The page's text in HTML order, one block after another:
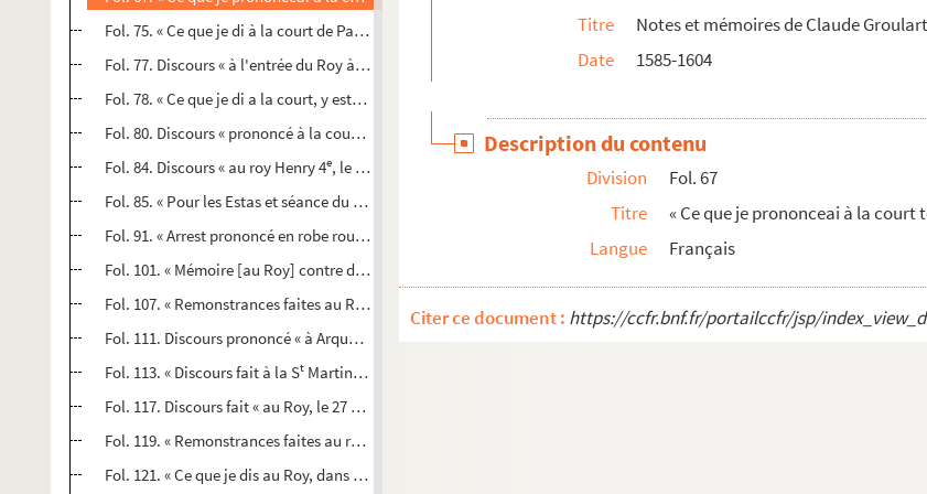
Fol. 75. « Ce que je di à la court de Parlement [de Rouen] lorsqu'ils me receurent premier president, le 6 av...
Fol. 77. Discours « à l'entrée du Roy à Rouen. 1596 »
Fol. 78. « Ce que je di a la court, y estant mons. de Joyeuse, le premier juin 1585 »
Fol. 80. Discours « prononcé à la court, le 13 novembre 1597 »
Fol. 84. Discours « au roy Henry 4e, le 23 aoust 1603 »
Fol. 85. « Pour les Estas et séance du premier President »
Fol. 91. « Arrest prononcé en robe rouge, le 6
Fol. 101. « Mémoire [au Roy] contre des receveurs et financiers »
Fol. 107. « Remonstrances faites au Roy, le premier juin 1588 »
Fol. 111. Discours prononcé « à Arques, en l'assemblée des Estas, le 10 septembre 1586 »
Fol. 113. « Discours fait à la St Martin 1595 »
Fol. 117. Discours fait « au Roy, le 27 de novembre 1596, à S
Fol. 119. « Remonstrances faites au roy Henry, à S
Fol. 121. « Ce que je dis au Roy, dans S Ouen à sa venue à Rouan, le 13 juin 1588 »
Titre
Notes et mémoires de Claude
Date
1585-1604
Description du contenu
Division
Fol. 67
Titre
« Ce que je prononceai à la court
Langue
Français
Citer ce document : https://ccfr.bnf.fr/portailccfr/jsp/